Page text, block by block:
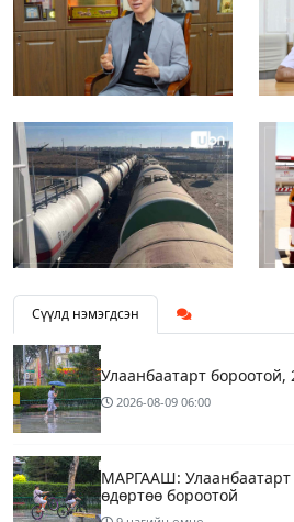
Сүүлд нэмэгдсэн
Улаанбаатарт бороотой,
2026-08-09 06:00
МАРГААШ: Улаанбаатарт
өдөртөө бороотой